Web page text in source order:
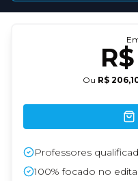
Ou R$
Professores
100% focado no edital